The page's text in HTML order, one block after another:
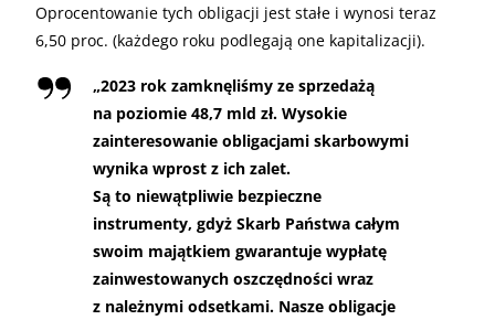
Oprocentowanie tych obligacji jest stałe i wynosi teraz
6,50 proc. (każdego roku podlegają one kapitalizacji).
„2023 rok zamknęliśmy ze sprzedażą
na poziomie 48,7 mld zł. Wysokie
zainteresowanie obligacjami skarbowymi
wynika wprost z ich zalet.
Są to niewątpliwie bezpieczne
instrumenty, gdyż Skarb Państwa całym
swoim majątkiem gwarantuje wypłatę
zainwestowanych oszczędności wraz
z należnymi odsetkami. Nasze obligacje